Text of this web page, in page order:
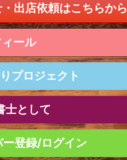
出店依頼はこちらから
ール
プロジェクト
士として
ー登録/ログイン